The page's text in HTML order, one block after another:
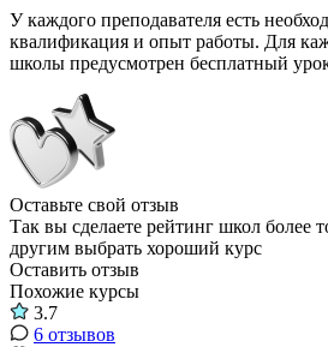
У каждого преподавателя есть
квалификация и опыт работы. Для
школы предусмотрен бесплатный
Оставьте свой отзыв
Так вы сделаете рейтинг школ более
другим выбрать хороший курс
Оставить отзыв
Похожие курсы
3.7
6 отзывов